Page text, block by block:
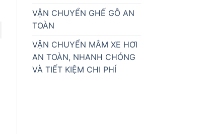
VẬN CHUYỂN GHẾ GỖ AN
TOÀN
VẬN CHUYỂN MÂM XE HƠI
AN TOÀN, NHANH CHÓNG
VÀ TIẾT KIỆM CHI PHÍ